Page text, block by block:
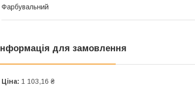
Фарбувальний
Інформація для замовлення
Ціна: 1 103,16 ₴